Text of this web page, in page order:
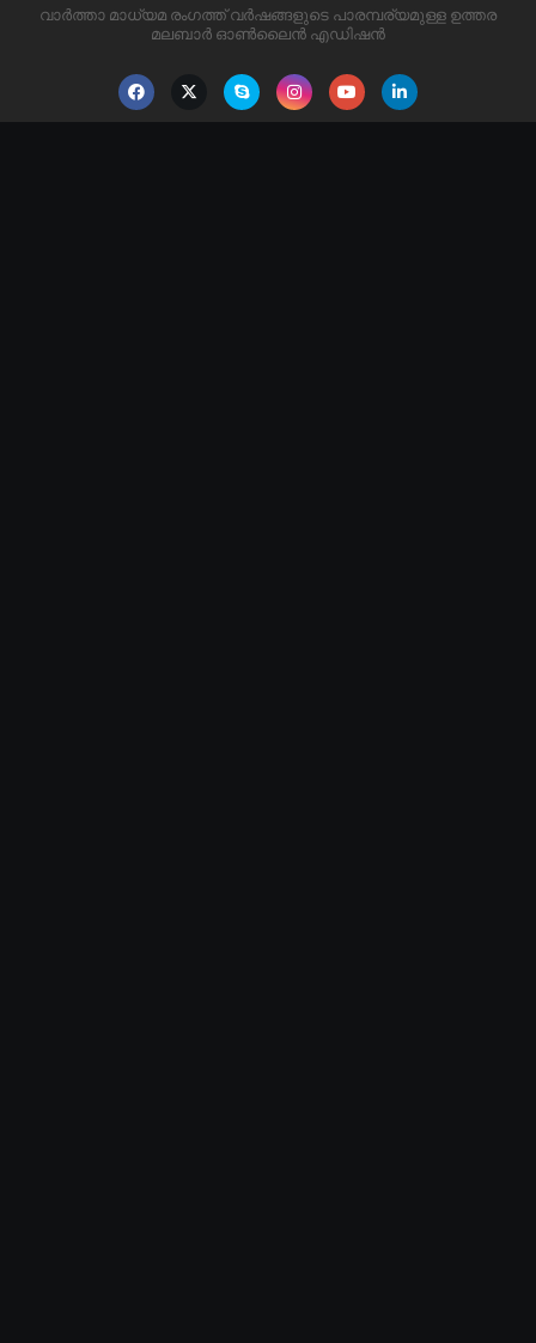
വാർത്താ മാധ്യമ രംഗത്ത് വർഷങ്ങളുടെ പാരമ്പര്യമുള്ള ഉത്തര
മലബാർ ഓൺലൈൻ എഡിഷൻ